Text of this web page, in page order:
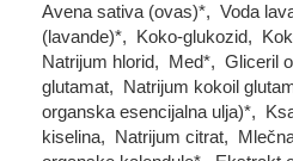
Avena sativa (ovas)*, Voda
(lavande)*, Koko-glukozid,
Natrijum hlorid, Med*, Gliceril
glutamat, Natrijum kokoil
organska esencijalna ulja)*,
kiselina, Natrijum citrat,